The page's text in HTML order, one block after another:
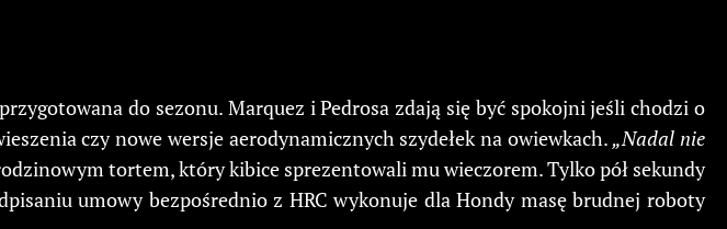
do sezonu. Marquez i Pedrosa zdają się być spokojni jeśli chodzi o
czy nowe wersje aerodynamicznych szydełek na owiewkach.„Nadal nie
tortem, który kibice sprezentowali mu wieczorem. Tylko pół sekundy
umowy bezpośrednio z HRC wykonuje dla Hondy masę brudnej roboty